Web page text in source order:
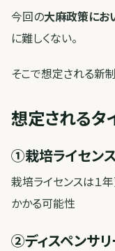
今回の大麻政策にお
に難しくない。
そこで想定される新
想定されるタ
①栽培ライセン
栽培ライセンスは１
かかる可能性
②ディスペンサ